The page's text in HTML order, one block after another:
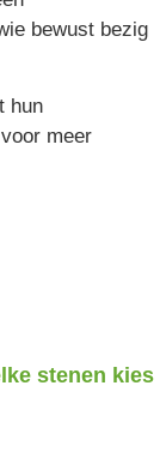
bewust bezig
hun
meer
stenen kies